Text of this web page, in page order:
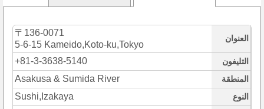
العنوان
〒136-0071
5-6-15 Kameido,Koto-ku,Tokyo
التليفون +81-3-3638-5140
المنطقة Asakusa & Sumida River
النوع Sushi,Izakaya